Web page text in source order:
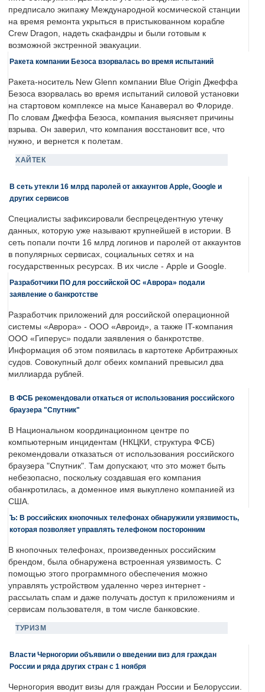
предписало экипажу Международной космической станции
на время ремонта укрыться в пристыкованном корабле
Crew Dragon, надеть скафандры и были готовым к
возможной экстренной эвакуации.
Ракета компании Безоса взорвалась во время испытаний
Ракета-носитель New Glenn компании Blue Origin Джеффа
Безоса взорвалась во время испытаний силовой установки
на стартовом комплексе на мысе Канаверал во Флориде.
По словам Джеффа Безоса, компания выясняет причины
взрыва. Он заверил, что компания восстановит все, что
нужно, и вернется к полетам.
ХАЙТЕК
В сеть утекли 16 млрд паролей от аккаунтов Apple, Google и
других сервисов
Специалисты зафиксировали беспрецедентную утечку
данных, которую уже называют крупнейшей в истории. В
сеть попали почти 16 млрд логинов и паролей от аккаунтов
в популярных сервисах, социальных сетях и на
государственных ресурсах. В их числе - Apple и Google.
Разработчики ПО для российской ОС «Аврора» подали
заявление о банкротстве
Разработчик приложений для российской операционной
системы «Аврора» - ООО «Авроид», а также IT-компания
ООО «Гиперус» подали заявления о банкротстве.
Информация об этом появилась в картотеке Арбитражных
судов. Совокупный долг обеих компаний превысил два
миллиарда рублей.
В ФСБ рекомендовали откаться от использования российского
браузера "Спутник"
В Национальном координационном центре по
компьютерным инцидентам (НКЦКИ, структура ФСБ)
рекомендовали отказаться от использования российского
браузера "Спутник". Там допускают, что это может быть
небезопасно, поскольку создавшая его компания
обанкротилась, а доменное имя выкуплено компанией из
США.
Ъ: В российских кнопочных телефонах обнаружили уязвимость,
которая позволяет управлять телефоном посторонним
В кнопочных телефонах, произведенных российским
брендом, была обнаружена встроенная уязвимость. С
помощью этого программного обеспечения можно
управлять устройством удаленно через интернет -
рассылать спам и даже получать доступ к приложениям и
сервисам пользователя, в том числе банковские.
ТУРИЗМ
Власти Черногории объявили о введении виз для граждан
России и ряда других стран с 1 ноября
Черногория вводит визы для граждан России и Белоруссии.